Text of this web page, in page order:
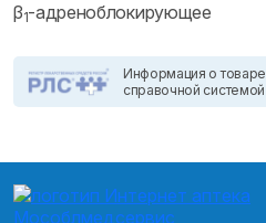
β1-адреноблокирующее
Информация о
справочной